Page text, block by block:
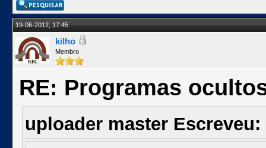
19-06-2012, 17:45
kilho
Membro
RE: Programas
uploader master Escreveu: